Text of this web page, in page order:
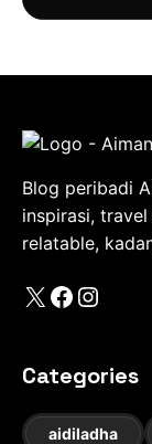
Blog peribadi
inspirasi,
relatable,
X
Categories
aidiladha